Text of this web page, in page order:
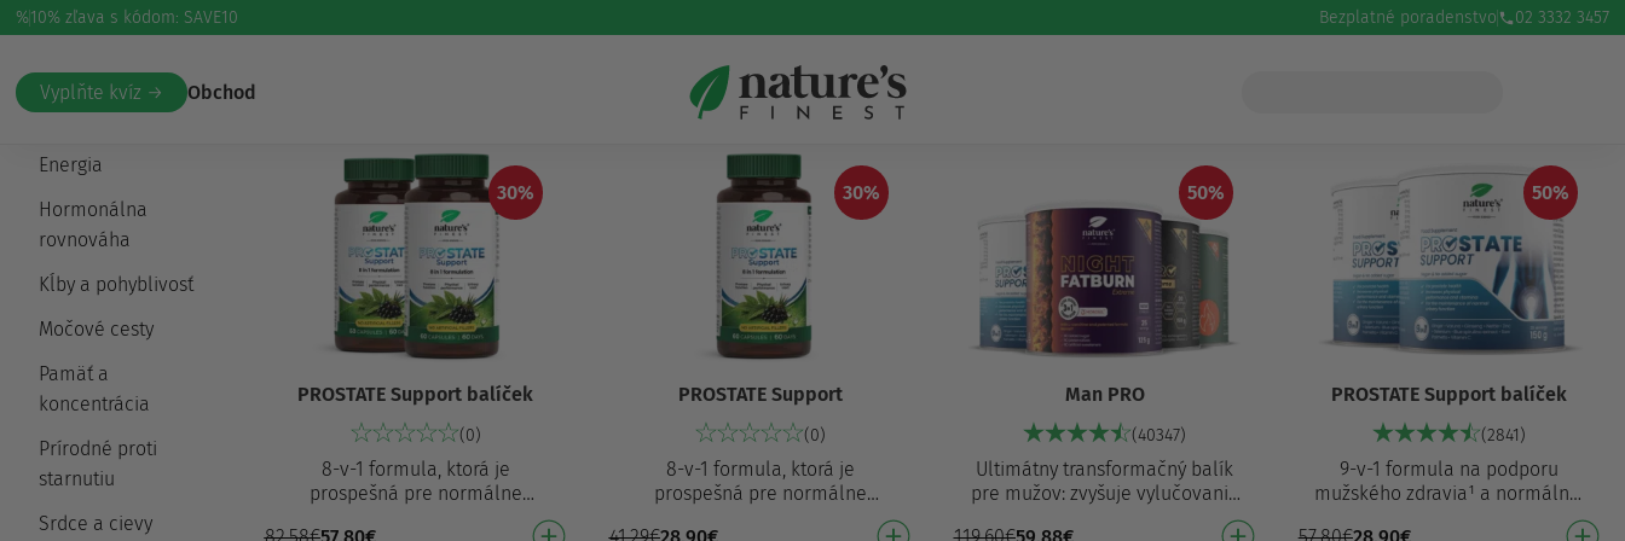
%10% zľava s kódom: SAVE10 Bezplatné poradenstvo 02 3332 3457
Vyplňte kvíz → Obchod
Domov/Zdravie/ Močové cesty
Dýchanie
Energia
Hormonálna
rovnováha
Kĺby a pohyblivosť
Močové cesty
Pamäť a
koncentrácia
Prírodné proti
starnutiu
Srdce a cievy
30%
PROSTATE Support balíček
(0)
8-v-1 formula, ktorá je
prospešná pre normálne
82,58€57,80€
30%
PROSTATE Support
(0)
8-v-1 formula, ktorá je
prospešná pre normálne
fungovanie prostaty⁶ a priaznivo
41,29€28,90€
50%
Man PRO
(40347)
Ultimátny transformačný balík
pre mužov: zvyšuje vylučovanie
119,60€59,88€
50%
PROSTATE Support balíček
(2841)
9-v-1 formula na podporu
mužského zdravia¹ a normálnej
funkcie prostaty² S prírodnými
57,80€28,90€